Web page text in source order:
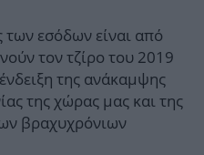
των εσόδων είναι από
τον τζίρο του 2019
της ανάκαμψης
της χώρας μας και της
βραχυχρόνιων